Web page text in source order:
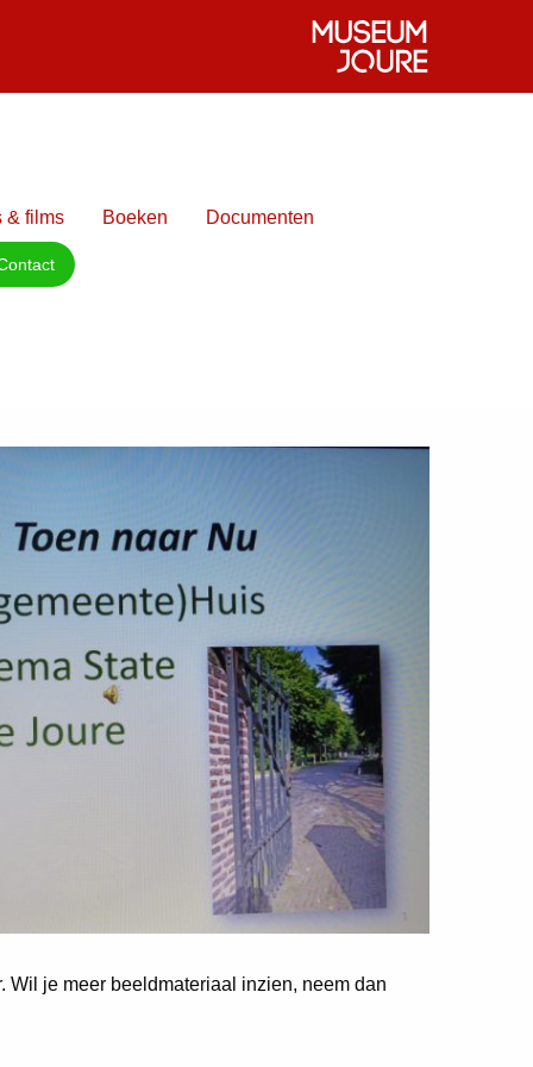
& films Boeken Documenten
Wil je meer beeldmateriaal inzien, neem dan